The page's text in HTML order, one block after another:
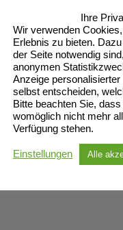
Ihre
Wir verwenden
Erlebnis zu bieten.
der Seite notwendig
anonymen
Anzeige
selbst entscheiden,
Bitte beachten Sie,
womöglich nicht mehr
Verfügung stehen.
Einstellungen Alle